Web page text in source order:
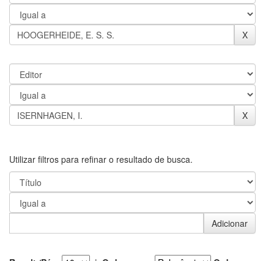
Utilizar filtros para refinar o resultado de busca.